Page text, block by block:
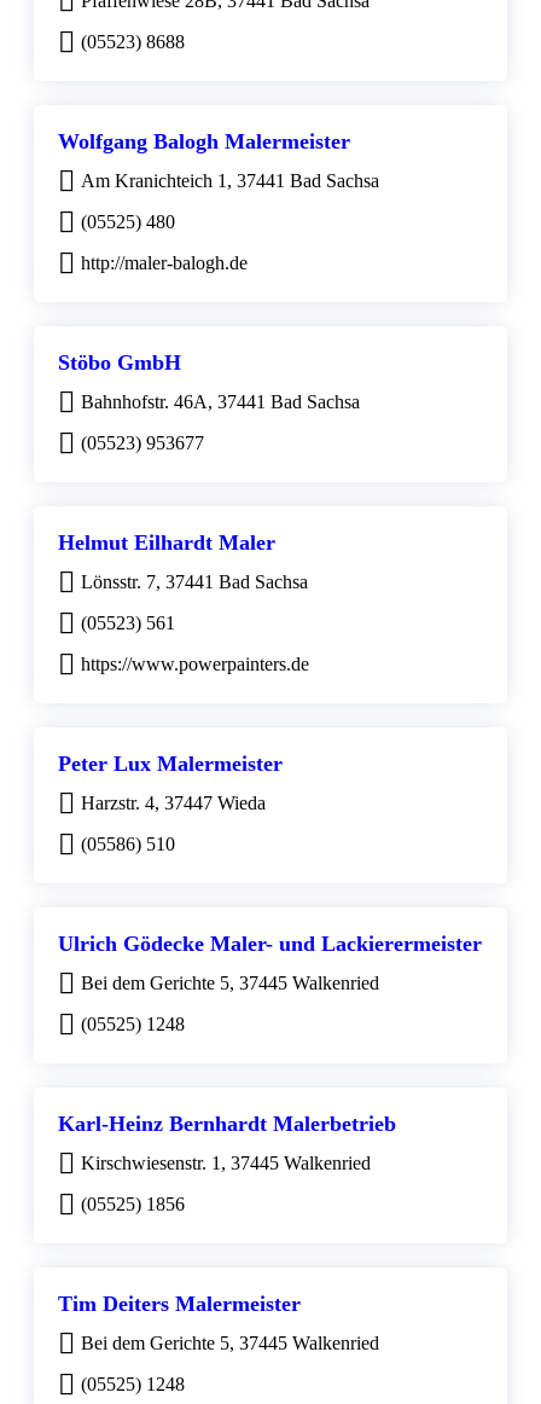
(05523) 8688
Wolfgang Balogh Malermeister
Am Kranichteich 1, 37441 Bad Sachsa
(05525) 480
http://maler-balogh.de
Stöbo GmbH
Bahnhofstr. 46A, 37441 Bad Sachsa
(05523) 953677
Helmut Eilhardt Maler
Lönsstr. 7, 37441 Bad Sachsa
(05523) 561
https://www.powerpainters.de
Peter Lux Malermeister
Harzstr. 4, 37447 Wieda
(05586) 510
Ulrich Gödecke Maler- und Lackierermeister
Bei dem Gerichte 5, 37445 Walkenried
(05525) 1248
Karl-Heinz Bernhardt Malerbetrieb
Kirschwiesenstr. 1, 37445 Walkenried
(05525) 1856
Tim Deiters Malermeister
Bei dem Gerichte 5, 37445 Walkenried
(05525) 1248